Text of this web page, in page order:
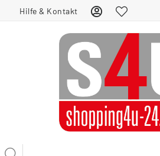
Hilfe & Kontakt